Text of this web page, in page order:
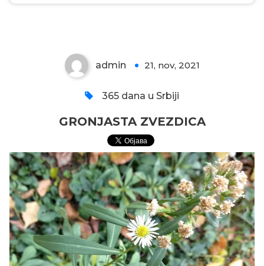
admin 21, nov, 2021
365 dana u Srbiji
GRONJASTA ZVEZDICA